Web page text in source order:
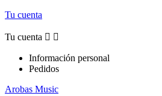
Tu cuenta
Tu cuenta  
Información personal
Pedidos
Arobas Music